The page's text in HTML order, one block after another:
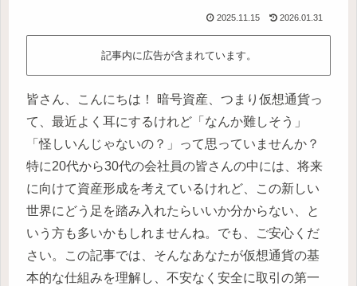
2025.11.15 2026.01.31
記事内に広告が含まれています。
皆さん、こんにちは！ 暗号資産、つまり仮想通貨っ
て、最近よく耳にするけれど「なんか難しそう」
「怪しいんじゃないの？」って思っていませんか？
特に20代から30代の会社員の皆さんの中には、将来
に向けて資産形成を考えているけれど、この新しい
世界にどう足を踏み入れたらいいか分からない、と
いう方も多いかもしれませんね。でも、ご安心くだ
さい。この記事では、そんなあなたが仮想通貨の基
本的な仕組みを理解し、不安なく安全に取引の第一